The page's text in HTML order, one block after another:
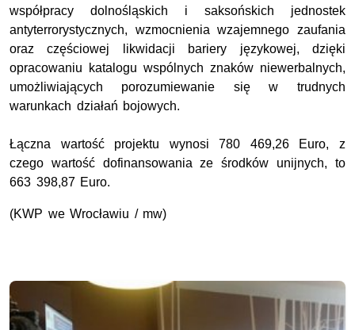
współpracy dolnośląskich i saksońskich jednostek
antyterrorystycznych, wzmocnienia wzajemnego zaufania
oraz częściowej likwidacji bariery językowej, dzięki
opracowaniu katalogu wspólnych znaków niewerbalnych,
umożliwiających porozumiewanie się w trudnych
warunkach działań bojowych.
Łączna wartość projektu wynosi 780 469,26 Euro, z
czego wartość dofinansowania ze środków unijnych, to
663 398,87 Euro.
(KWP we Wrocławiu / mw)